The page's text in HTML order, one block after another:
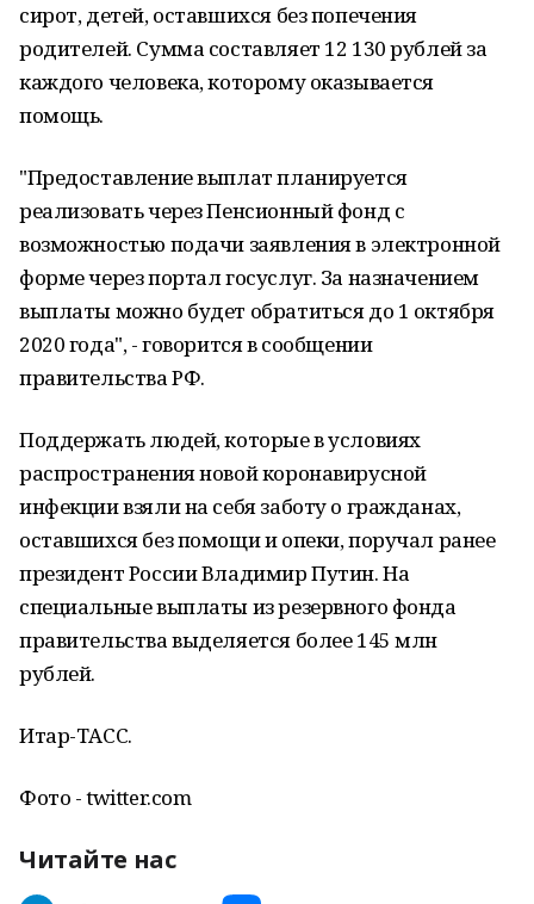
сирот, детей, оставшихся без попечения
родителей. Сумма составляет 12 130 рублей за
каждого человека, которому оказывается
помощь.
"Предоставление выплат планируется
реализовать через Пенсионный фонд с
возможностью подачи заявления в электронной
форме через портал госуслуг. За назначением
выплаты можно будет обратиться до 1 октября
2020 года", - говорится в сообщении
правительства РФ.
Поддержать людей, которые в условиях
распространения новой коронавирусной
инфекции взяли на себя заботу о гражданах,
оставшихся без помощи и опеки, поручал ранее
президент России Владимир Путин. На
специальные выплаты из резервного фонда
правительства выделяется более 145 млн
рублей.
Итар-ТАСС.
Фото - twitter.com
Читайте нас